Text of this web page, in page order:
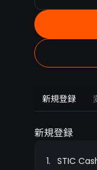
新規登録
新規登録
1. STIC